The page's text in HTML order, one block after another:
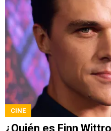
CINE
¿Quién es Finn